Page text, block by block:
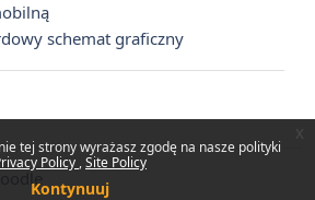
tej strony wyrażasz zgodę na nasze polityki
Policy Site Policy
Kontynuuj
schemat graficzny